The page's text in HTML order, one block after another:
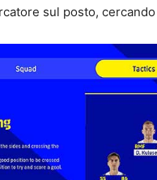
sul posto,